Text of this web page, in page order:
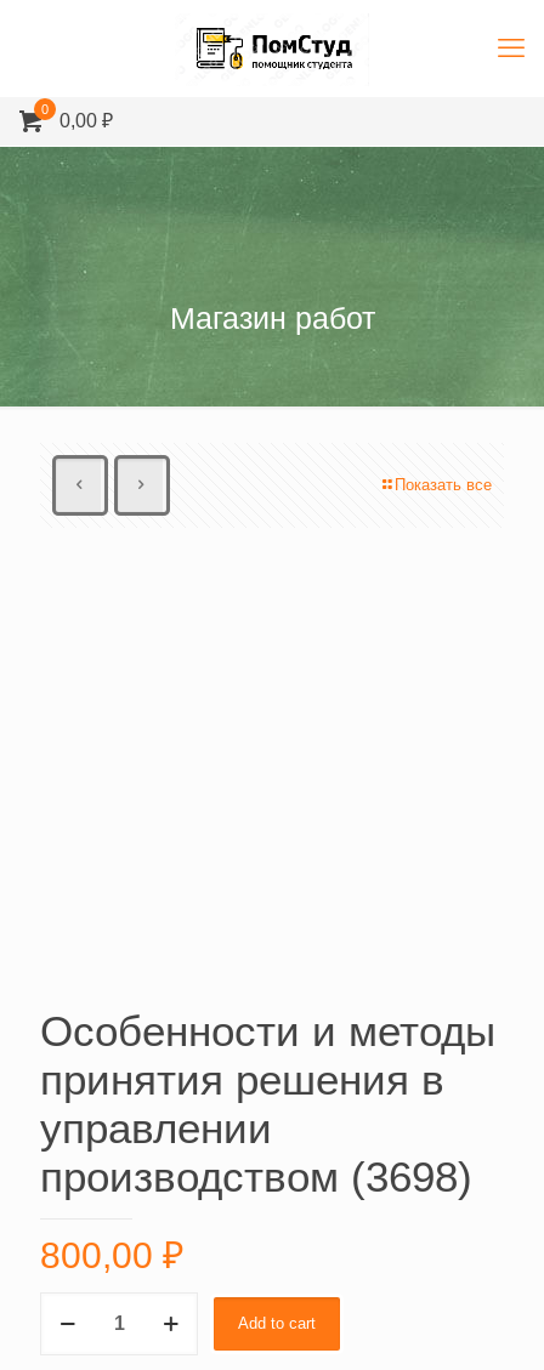
0
0,00 ₽
Магазин работ
Показать все
Особенности и методы
принятия решения в
управлении
производством (3698)
800,00 ₽
Add to cart